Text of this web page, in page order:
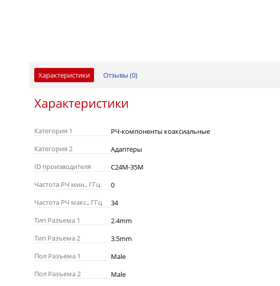
Характеристики Отзывы (0)
Характеристики
Категория 1
РЧ-компоненты коаксиальные
Категория 2
Адаптеры
ID производителя
C24M-35M
Частота РЧ мин., ГГц
0
Частота РЧ макс., ГГц
34
Тип Разъема 1
2.4mm
Тип Разъема 2
3.5mm
Пол Разъема 1
Male
Пол Разъема 2
Male